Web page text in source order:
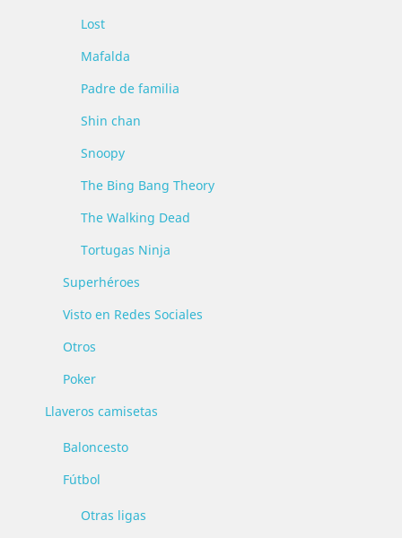
Lost
Mafalda
Padre de familia
Shin chan
Snoopy
The Bing Bang Theory
The Walking Dead
Tortugas Ninja
Superhéroes
Visto en Redes Sociales
Otros
Poker
Llaveros camisetas
Baloncesto
Fútbol
Otras ligas